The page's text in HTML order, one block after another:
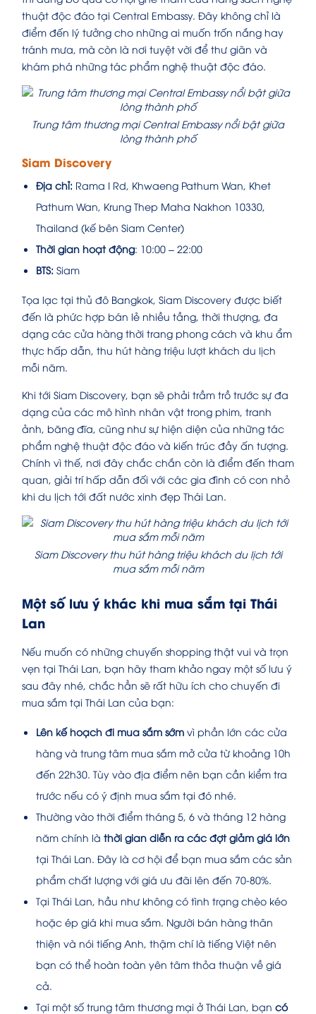
thuật độc đáo tại Central Embassy. Đây không chỉ là
điểm đến lý tưởng cho những ai muốn trốn nắng hay
tránh mưa, mà còn là nơi tuyệt vời để thư giãn và
khám phá những tác phẩm nghệ thuật độc đáo.
Trung tâm thương mại Central Embassy nổi bật giữa
lòng thành phố
Siam Discovery
Địa chỉ: Rama I Rd, Khwaeng Pathum Wan, Khet
Pathum Wan, Krung Thep Maha Nakhon 10330,
Thailand (kế bên Siam Center)
Thời gian hoạt động: 10:00 – 22:00
BTS: Siam
Tọa lạc tại thủ đô Bangkok, Siam Discovery được biết
đến là phức hợp bán lẻ nhiều tầng, thời thượng, đa
dạng các cửa hàng thời trang phong cách và khu ẩm
thực hấp dẫn, thu hút hàng triệu lượt khách du lịch
mỗi năm.
Khi tới Siam Discovery, bạn sẽ phải trầm trồ trước sự đa
dạng của các mô hình nhân vật trong phim, tranh
ảnh, băng đĩa, cũng như sự hiện diện của những tác
phẩm nghệ thuật độc đáo và kiến trúc đầy ấn tượng.
Chính vì thế, nơi đây chắc chắn còn là điểm đến tham
quan, giải trí hấp dẫn đối với các gia đình có con nhỏ
khi du lịch tới đất nước xinh đẹp Thái Lan.
Siam Discovery thu hút hàng triệu khách du lịch tới
mua sắm mỗi năm
Một số lưu ý khác khi mua sắm tại Thái
Lan
Nếu muốn có những chuyến shopping thật vui và trọn
vẹn tại Thái Lan, bạn hãy tham khảo ngay một số lưu ý
sau đây nhé, chắc hẳn sẽ rất hữu ích cho chuyến đi
mua sắm tại Thái Lan của bạn:
Lên kế hoạch đi mua sắm sớm vì phần lớn các cửa
hàng và trung tâm mua sắm mở cửa từ khoảng 10h
đến 22h30. Tùy vào địa điểm nên bạn cần kiểm tra
trước nếu có ý định mua sắm tại đó nhé.
Thường vào thời điểm tháng 5, 6 và tháng 12 hàng
năm chính là thời gian diễn ra các đợt giảm giá lớn
tại Thái Lan. Đây là cơ hội để bạn mua sắm các sản
phẩm chất lượng với giá ưu đãi lên đến 70-80%.
Tại Thái Lan, hầu như không có tình trạng chèo kéo
hoặc ép giá khi mua sắm. Người bán hàng thân
thiện và nói tiếng Anh, thậm chí là tiếng Việt nên
bạn có thể hoàn toàn yên tâm thỏa thuận về giá
cả.
Tại một số trung tâm thương mại ở Thái Lan, bạn có